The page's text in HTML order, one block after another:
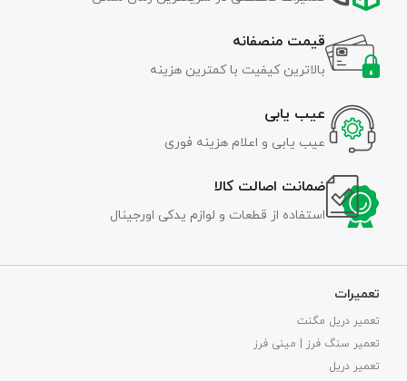
قیمت منصفانه
بالاترین کیفیت با کمترین هزینه
عیب یابی
عیب یابی و اعلام هزینه فوری
ضمانت اصالت کالا
استفاده از قطعات و لوازم یدکی اورجینال
تعمیرات
تعمیر دریل مگنت
تعمیر سنگ فرز | مینی فرز
تعمیر دریل